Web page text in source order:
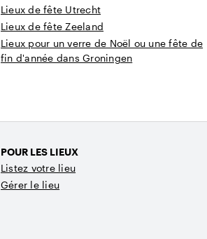
Lieux de fête Utrecht
Lieux de fête Zeeland
Lieux pour un verre de Noël ou une fête de
fin d'année dans Groningen
POUR LES LIEUX
Listez votre lieu
Gérer le lieu